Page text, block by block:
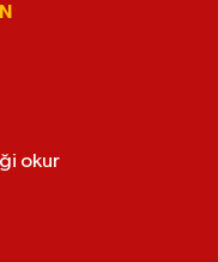
okur